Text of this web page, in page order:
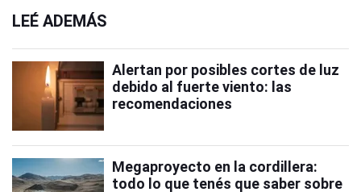
LEÉ ADEMÁS
Alertan por posibles cortes de luz
debido al fuerte viento: las
recomendaciones
Megaproyecto en la cordillera:
todo lo que tenés que saber sobre